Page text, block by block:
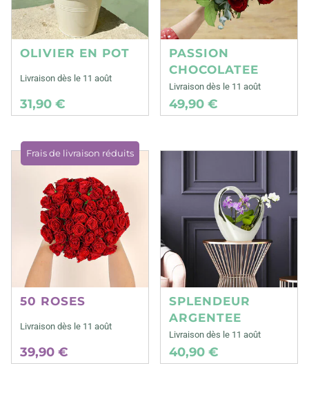
OLIVIER EN POT
Livraison dès le 11 août
31,90 €
PASSION
CHOCOLATEE
Livraison dès le 11 août
49,90 €
Frais de livraison réduits
50 ROSES
Livraison dès le 11 août
39,90 €
SPLENDEUR
ARGENTEE
Livraison dès le 11 août
40,90 €